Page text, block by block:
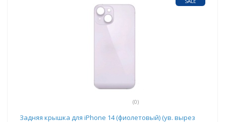
(0)
Задняя крышка для iPhone 14 (фиолетовый) (ув. вырез